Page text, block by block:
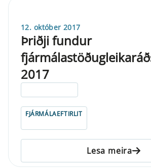
12. október 2017
Þriðji fundur
2017
FJÁRMÁLAEFTIRLIT
Lesa meira